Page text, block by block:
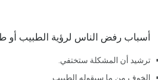
أسباب رفض الناس لرؤية الطبيب أو
ترشيد أن المشكلة ستختفي.
الخوف من ما سيقوله الطبيب.